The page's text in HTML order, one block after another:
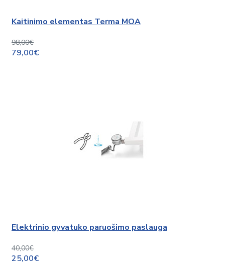
Kaitinimo elementas Terma MOA
98,00€
79,00€
Elektrinio gyvatuko paruošimo paslauga
40,00€
25,00€